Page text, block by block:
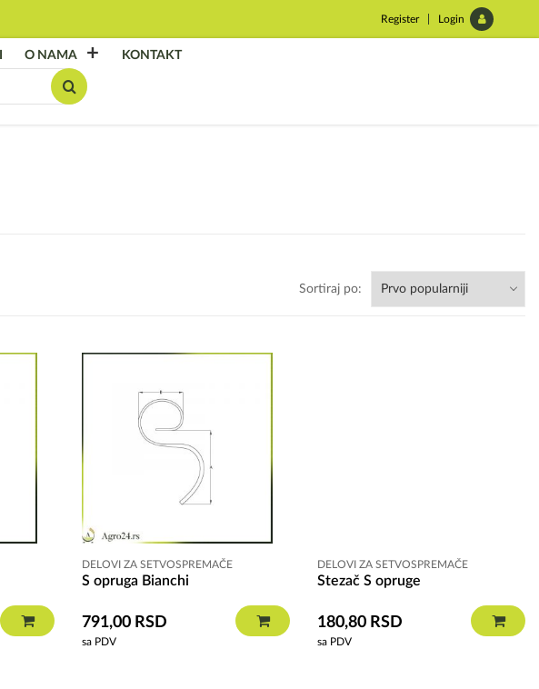
Register Login
O NAMA KONTAKT
Sortiraj po:
DELOVI ZA SETVOSPREMAČE
S opruga Bianchi
791,00 RSD
sa PDV
DELOVI ZA SETVOSPREMAČE
Stezač S opruge
180,80 RSD
sa PDV